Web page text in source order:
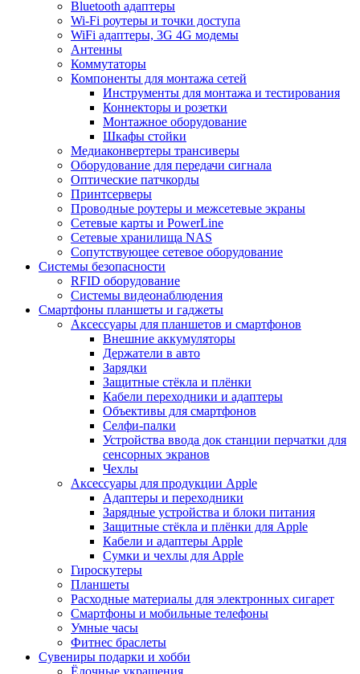
Bluetooth адаптеры
Wi-Fi роутеры и точки доступа
WiFi адаптеры, 3G 4G модемы
Антенны
Коммутаторы
Компоненты для монтажа сетей
Инструменты для монтажа и тестирования
Коннекторы и розетки
Монтажное оборудование
Шкафы стойки
Медиаконвертеры трансиверы
Оборудование для передачи сигнала
Оптические патчкорды
Принтсерверы
Проводные роутеры и межсетевые экраны
Сетевые карты и PowerLine
Сетевые хранилища NAS
Сопутствующее сетевое оборудование
Системы безопасности
RFID оборудование
Системы видеонаблюдения
Смартфоны планшеты и гаджеты
Аксессуары для планшетов и смартфонов
Внешние аккумуляторы
Держатели в авто
Зарядки
Защитные стёкла и плёнки
Кабели переходники и адаптеры
Объективы для смартфонов
Селфи-палки
Устройства ввода док станции перчатки для
сенсорных экранов
Чехлы
Аксессуары для продукции Apple
Адаптеры и переходники
Зарядные устройства и блоки питания
Защитные стёкла и плёнки для Apple
Кабели и адаптеры Apple
Сумки и чехлы для Apple
Гироскутеры
Планшеты
Расходные материалы для электронных сигарет
Смартфоны и мобильные телефоны
Умные часы
Фитнес браслеты
Сувениры подарки и хобби
Ёлочные украшения